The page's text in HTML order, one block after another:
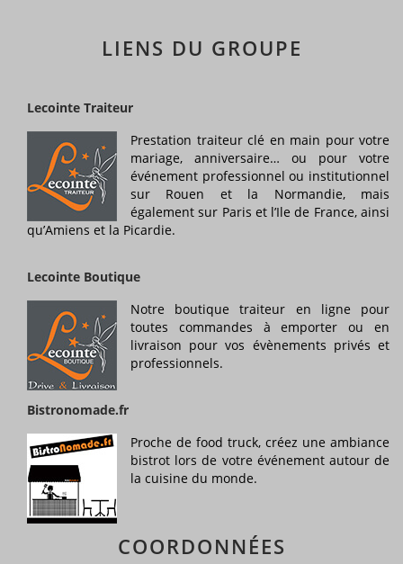
LIENS DU GROUPE
Lecointe Traiteur
Prestation traiteur clé en main pour votre
mariage, anniversaire… ou pour votre
événement professionnel ou institutionnel
sur Rouen et la Normandie, mais
également sur Paris et l’Ile de France, ainsi
qu’Amiens et la Picardie.
Lecointe Boutique
Notre boutique traiteur en ligne pour
toutes commandes à emporter ou en
livraison pour vos évènements privés et
professionnels.
Bistronomade.fr
Proche de food truck, créez une ambiance
bistrot lors de votre événement autour de
la cuisine du monde.
COORDONNÉES